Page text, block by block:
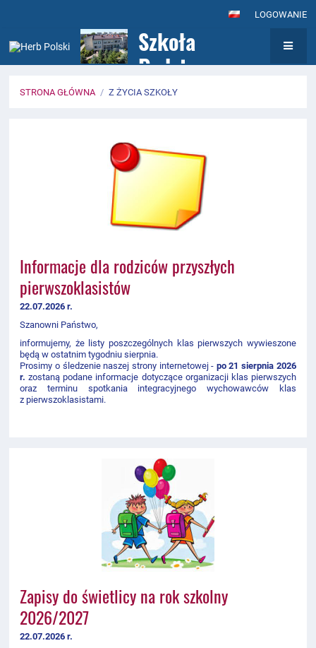
LOGOWANIE
Szkoła
Podstawowa nr
7
Integracyjnymi
im. Królowej
Jadwigi w
Wołominie
STRONA GŁÓWNA / Z ŻYCIA SZKOŁY
Informacje dla rodziców przyszłych
pierwszoklasistów
22.07.2026 r.
Szanowni Państwo,
informujemy, że listy poszczególnych klas pierwszych wywieszone
będą w ostatnim tygodniu sierpnia.
Prosimy o śledzenie naszej strony internetowej - po 21 sierpnia 2026
r.zostaną podane informacje dotyczące organizacji klas pierwszych
oraz terminu spotkania integracyjnego wychowawców klas
z pierwszoklasistami.
Zapisy do świetlicy na rok szkolny
2026/2027
22.07.2026 r.